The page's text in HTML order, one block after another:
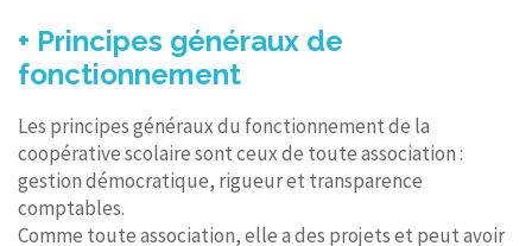
+ Principes généraux de
fonctionnement
Les principes généraux du fonctionnement de la
coopérative scolaire sont ceux de toute association :
gestion démocratique, rigueur et transparence
comptables.
Comme toute association, elle a des projets et peut avoir